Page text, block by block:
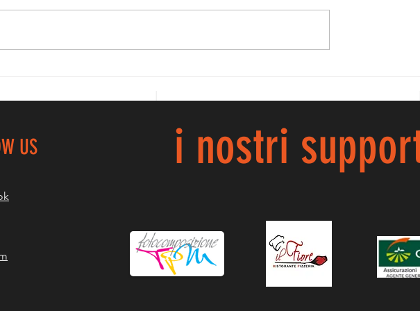
PICCOLINE
PARTITE ALLA
US i nostri